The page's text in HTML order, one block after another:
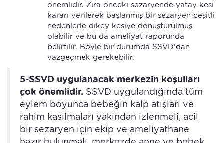
önemlidir. Zira önceki sezaryende yatay kesi
kararı verilerek başlanmış bir sezaryen çeşitli
nedenlerle dikey kesiye dönüştürülmüş
olabilir ve bu da ameliyat raporunda
belirtilir. Böyle bir durumda SSVD'dan
vazgeçmek gerekebilir.
5-SSVD uygulanacak merkezin koşulları
çok önemlidir. SSVD uygulandığında tüm
eylem boyunca bebeğin kalp atışları ve
rahim kasılmaları yakından izlenmeli, acil
bir sezaryen için ekip ve ameliyathane